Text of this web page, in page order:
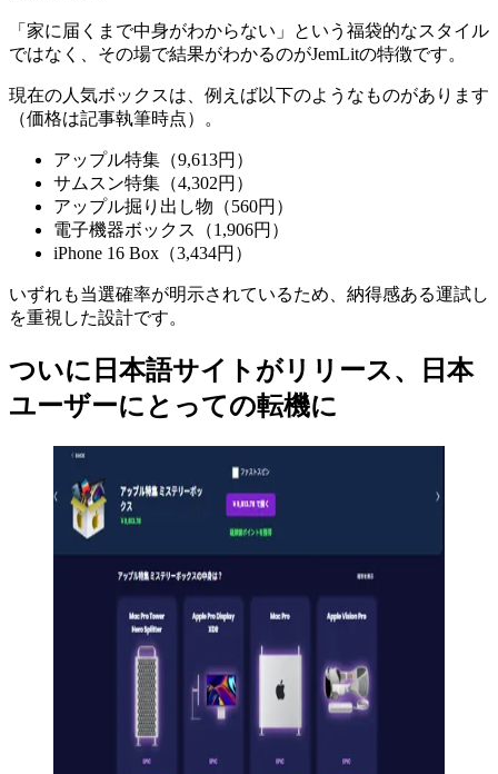
「家に届くまで中身がわからない」という福袋的なスタイル
ではなく、その場で結果がわかるのがJemLitの特徴です。
現在の人気ボックスは、例えば以下のようなものがあります
（価格は記事執筆時点）。
アップル特集（9,613円）
サムスン特集（4,302円）
アップル掘り出し物（560円）
電子機器ボックス（1,906円）
iPhone 16 Box（3,434円）
いずれも当選確率が明示されているため、納得感ある運試し
を重視した設計です。
ついに日本語サイトがリリース、日本
ユーザーにとっての転機に